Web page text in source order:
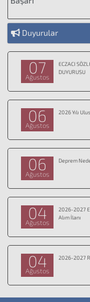
Duyurular
07
Ağustos
ECZACI
DUYURUSU
06
Ağustos
2026 Yılı
06
Ağustos
Deprem
04
Ağustos
2026-2027
Alım İlanı
04
Ağustos
2026-2027